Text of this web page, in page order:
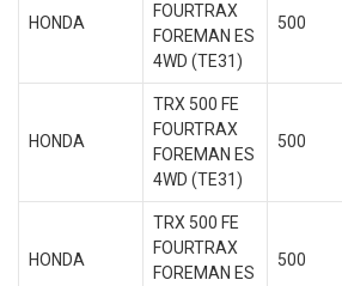
HONDA
FOURTRAX
FOREMAN ES
4WD (TE31)
500
HONDA
TRX 500 FE
FOURTRAX
FOREMAN ES
4WD (TE31)
500
HONDA
TRX 500 FE
FOURTRAX
FOREMAN ES
500